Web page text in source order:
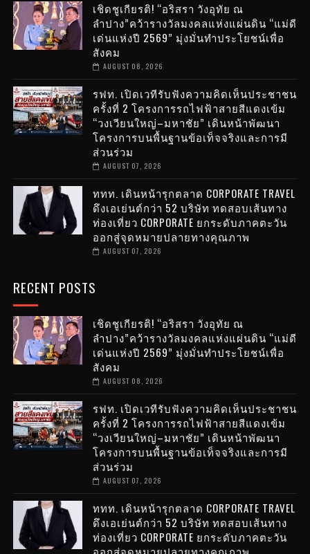
เชิดชูเกียรติ! “อริสรา วังอุทัย ณ
ลำปาง”คว้ารางวัลมงคลแห่งแผ่นดิน “แม่ดี
เด่นแห่งปี 2569” มุ่งมั่นทำประโยชน์เพื่อ
สังคม
AUGUST 08, 2026
รฟท. เปิดเวทีรับฟังความคิดเห็นประชาชน
ครั้งที่ 2 โครงการรถไฟฟ้าสายสีแดงเข้ม
“วงเวียนใหญ่–มหาชัย” เดินหน้าพัฒนา
โครงการบนพื้นฐานข้อเท็จจริงและการมี
ส่วนร่วม
AUGUST 07, 2026
ททท. เดินหน้ารุกตลาด CORPORATE TRAVEL
ดึงเอเย่นต์กว่า 52 บริษัท ทดสอบเส้นทาง
ท่องเที่ยว CORPORATE ยกระดับภาคตะวัน
ออกสู่จุดหมายปลายทางคุณภาพ
AUGUST 07, 2026
RECENT POSTS
เชิดชูเกียรติ! “อริสรา วังอุทัย ณ
ลำปาง”คว้ารางวัลมงคลแห่งแผ่นดิน “แม่ดี
เด่นแห่งปี 2569” มุ่งมั่นทำประโยชน์เพื่อ
สังคม
AUGUST 08, 2026
รฟท. เปิดเวทีรับฟังความคิดเห็นประชาชน
ครั้งที่ 2 โครงการรถไฟฟ้าสายสีแดงเข้ม
“วงเวียนใหญ่–มหาชัย” เดินหน้าพัฒนา
โครงการบนพื้นฐานข้อเท็จจริงและการมี
ส่วนร่วม
AUGUST 07, 2026
ททท. เดินหน้ารุกตลาด CORPORATE TRAVEL
ดึงเอเย่นต์กว่า 52 บริษัท ทดสอบเส้นทาง
ท่องเที่ยว CORPORATE ยกระดับภาคตะวัน